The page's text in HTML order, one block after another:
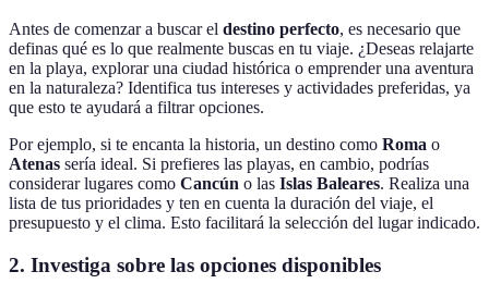
Antes de comenzar a buscar el destino perfecto, es necesario que
definas qué es lo que realmente buscas en tu viaje. ¿Deseas relajarte
en la playa, explorar una ciudad histórica o emprender una aventura
en la naturaleza? Identifica tus intereses y actividades preferidas, ya
que esto te ayudará a filtrar opciones.
Por ejemplo, si te encanta la historia, un destino como Roma o
Atenas sería ideal. Si prefieres las playas, en cambio, podrías
considerar lugares como Cancún o las Islas Baleares. Realiza una
lista de tus prioridades y ten en cuenta la duración del viaje, el
presupuesto y el clima. Esto facilitará la selección del lugar indicado.
2. Investiga sobre las opciones disponibles